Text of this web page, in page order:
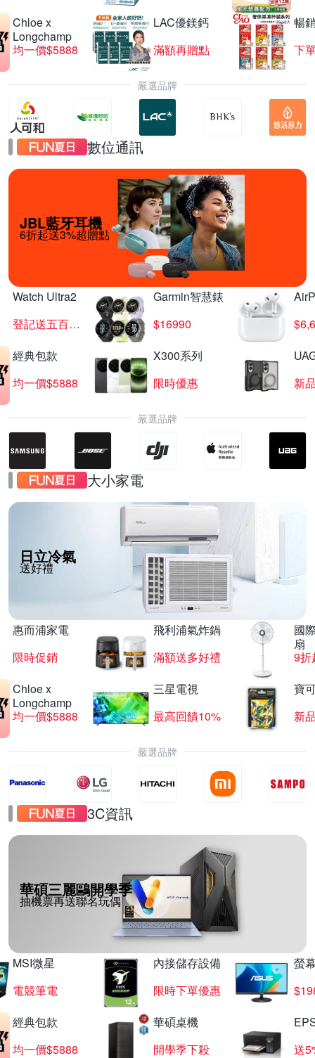
益節指定品夜間88折
滿1件享88折
Chloe x
Longchamp
均一價$5888
LAC優鎂鈣
滿額再贈點
暢
下
嚴選品牌
數位通訊
JBL藍牙耳機
6折起送3%超贈點
Watch Ultra2
登記送五百超贈點
Garmin智慧錶
$16990
經典包款
均一價$5888
X300系列
限時優惠
新
嚴選品牌
大小家電
日立冷氣
送好禮
惠而浦家電
限時促銷
飛利浦氣炸鍋
滿額送多好禮
國
扇
9折
Chloe x
Longchamp
均一價$5888
三星電視
最高回饋10%
寶
新
嚴選品牌
3C資訊
華碩三麗鷗開學季
抽機票再送聯名玩偶
MSI微星
電競筆電
內接儲存設備
限時下單優惠
螢
經典包款
均一價$5888
華碩桌機
開學季下殺
送